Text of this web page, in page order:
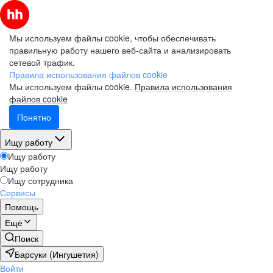
Мы используем файлы cookie, чтобы обеспечивать
правильную работу нашего веб-сайта и анализировать
сетевой трафик.
Правила использования файлов cookie
Мы используем файлы cookie. Правила использования
файлов cookie
Понятно
Ищу работу
Ищу работу
Ищу работу
Ищу сотрудника
Сервисы
Помощь
Ещё
Поиск
Барсуки (Ингушетия)
Войти